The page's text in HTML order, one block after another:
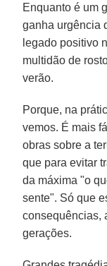
Enquanto é um
ganha urgência
legado positivo
multidão de
verão.
Porque, na
vemos. É mais
obras sobre a
que para evitar
da máxima "o
sente". Só que
consequências,
gerações.